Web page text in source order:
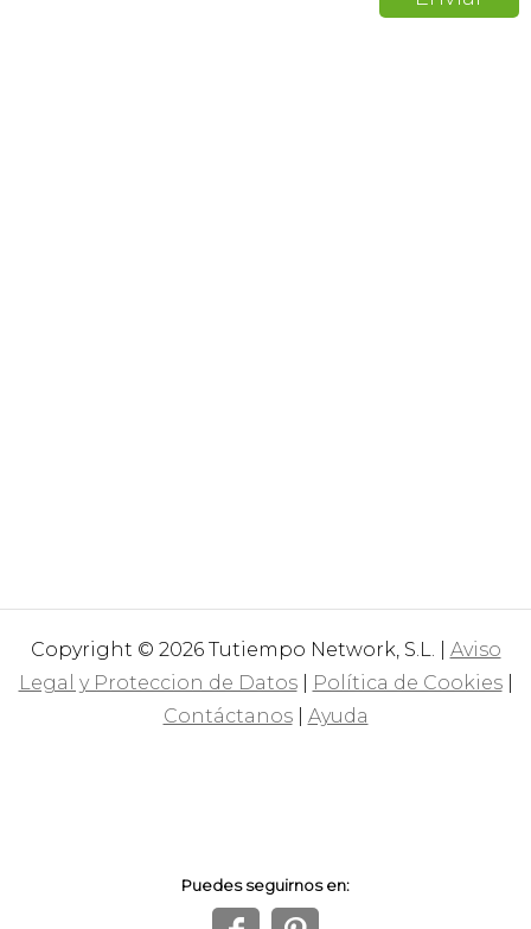
Copyright © 2026 Tutiempo Network, S.L. | Aviso
Legal y Proteccion de Datos| Política de Cookies|
Contáctanos| Ayuda
Puedes seguirnos en: